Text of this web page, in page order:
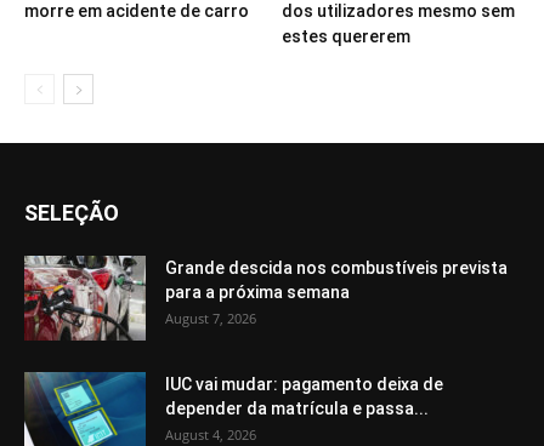
morre em acidente de carro
dos utilizadores mesmo sem
estes quererem
SELEÇÃO
Grande descida nos combustíveis prevista
para a próxima semana
August 7, 2026
IUC vai mudar: pagamento deixa de
depender da matrícula e passa...
August 4, 2026